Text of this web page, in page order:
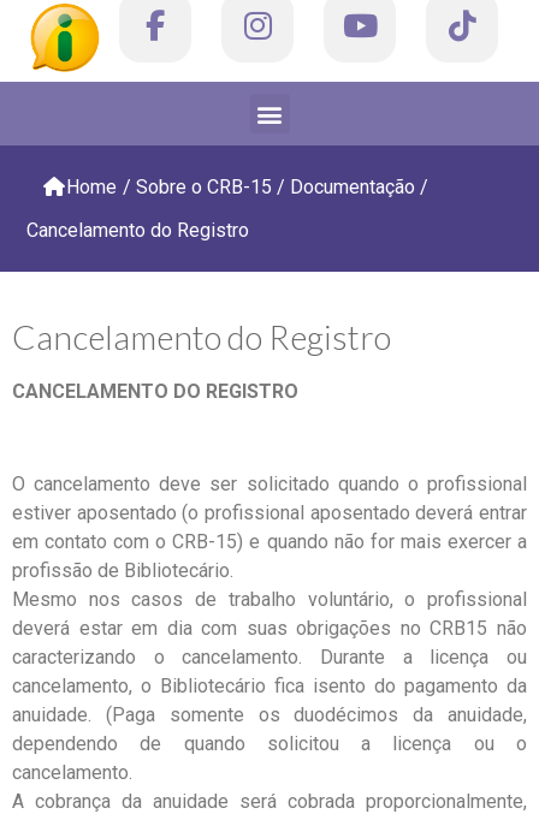
Home / Sobre o CRB-15 / Documentação /
Cancelamento do Registro
Cancelamento do Registro
CANCELAMENTO DO REGISTRO
O cancelamento deve ser solicitado quando o profissional
estiver aposentado (o profissional aposentado deverá entrar
em contato com o CRB-15) e quando não for mais exercer a
profissão de Bibliotecário.
Mesmo nos casos de trabalho voluntário, o profissional
deverá estar em dia com suas obrigações no CRB15 não
caracterizando o cancelamento. Durante a licença ou
cancelamento, o Bibliotecário fica isento do pagamento da
anuidade. (Paga somente os duodécimos da anuidade,
dependendo de quando solicitou a licença ou o
cancelamento.
A cobrança da anuidade será cobrada proporcionalmente,